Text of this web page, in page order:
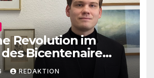
Revolution im
Bicentenaire
REDAKTION